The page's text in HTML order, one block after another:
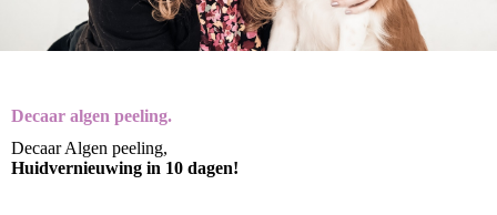
Decaar algen peeling.
Decaar Algen peeling,
Huidvernieuwing in 10 dagen!